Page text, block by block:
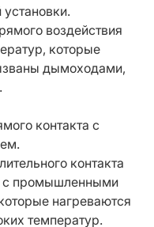
воздействия
которые
дымоходами,
контакта с
контакта
с промышленными
нагреваются
температур.